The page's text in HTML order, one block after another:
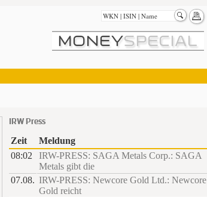
IRW Press
Zeit
Meldung
08:02
IRW-PRESS: SAGA Metals Corp.: SAGA
Metals gibt die
07.08. IRW-PRESS: Newcore Gold Ltd.: Newcore
Gold reicht